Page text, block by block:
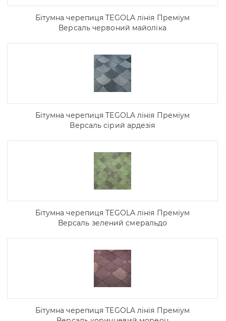
Бітумна черепиця TEGOLA лінія Преміум
Версаль червоний майоліка
Бітумна черепиця TEGOLA лінія Преміум
Версаль сірий ардезія
Бітумна черепиця TEGOLA лінія Преміум
Версаль зелений смеральдо
Бітумна черепиця TEGOLA лінія Преміум